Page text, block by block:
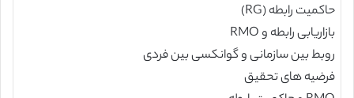
حاکمیت رابطه (RG)
بازاریابی رابطه و RMO
روبط بین سازمانی و گوانکسی بین فردی
فرضیه های تحقیق